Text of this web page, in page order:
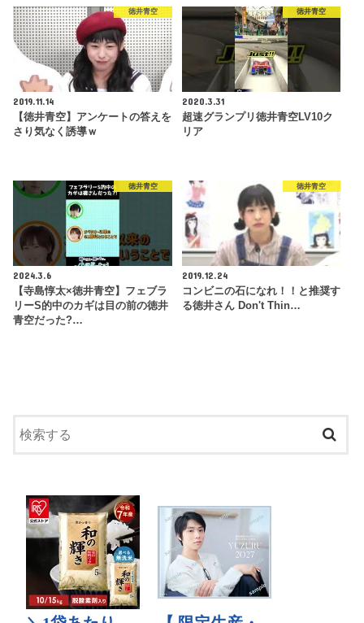
徳井青空
2019.11.14
【徳井青空】アンケートの答えを
さり気なく誘導ｗ
徳井青空
2020.3.31
超速グランプリ徳井青空LV10ク
リア
徳井青空
2024.3.6
【寺島惇太×徳井青空】フェブラ
リーS的中のカギは目の前の徳井
青空だった?…
徳井青空
2019.12.24
コンビニの石になれ！！と推奨す
る徳井さん Don't Thin…